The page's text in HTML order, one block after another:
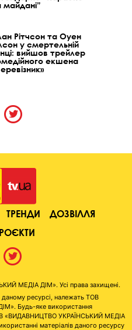
майдані”
Рітчсон та Оуен
у смертельній
вийшов трейлер
екшена
ТРЕНДИ
ДОЗВІЛЛЯ
МЕДІА ДІМ». Усі права захищені.
даному ресурсі, належать ТОВ
Будь-яке використання
«ВИДАВНИЦТВО УКРАЇНСЬКИЙ МЕДІА
матеріалів даного ресурсу